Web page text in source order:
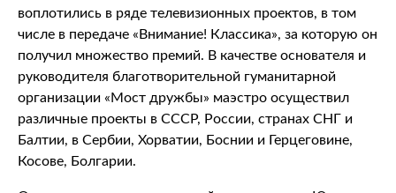
воплотились в ряде телевизионных проектов, в том
числе в передаче «Внимание! Классика», за которую он
получил множество премий. В качестве основателя и
руководителя благотворительной гуманитарной
организации «Мост дружбы» маэстро осуществил
различные проекты в СССР, России, странах СНГ и
Балтии, в Сербии, Хорватии, Боснии и Герцеговине,
Косове, Болгарии.